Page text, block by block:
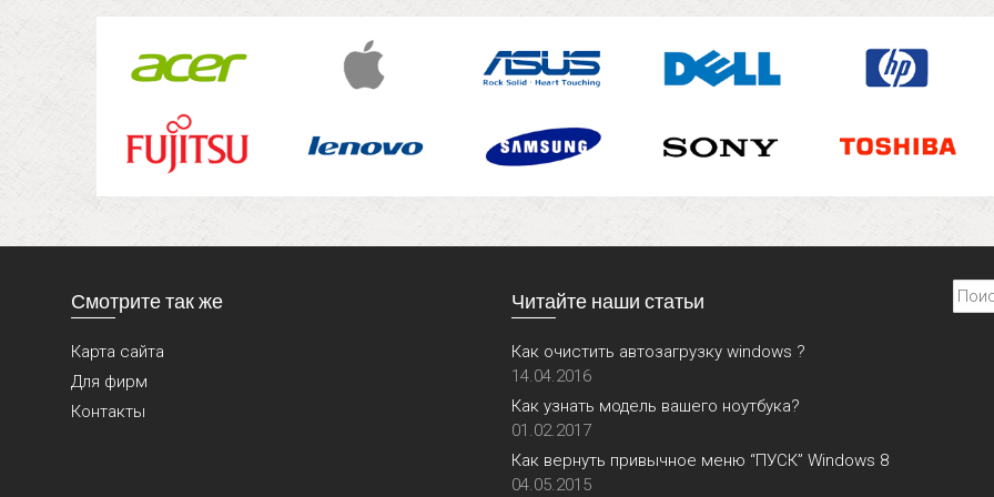
Смотрите так же
Карта сайта
Для фирм
Контакты
Читайте наши статьи
Как очистить автозагрузку windows ?
14.04.2016
Как узнать модель вашего ноутбука?
01.02.2017
Как вернуть привычное меню “ПУСК” Windows 8
04.05.2015